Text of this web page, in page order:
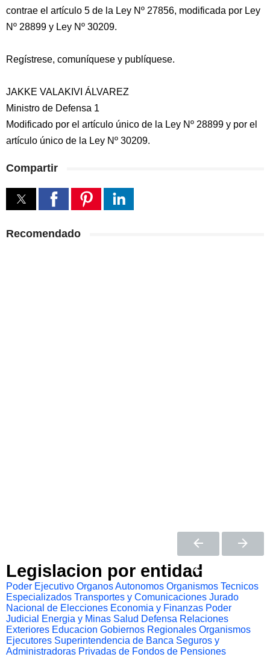
contrae el artículo 5 de la Ley Nº 27856, modificada por Ley
Nº 28899 y Ley Nº 30209.
Regístrese, comuníquese y publíquese.
JAKKE VALAKIVI ÁLVAREZ
Ministro de Defensa 1
Modificado por el artículo único de la Ley Nº 28899 y por el
artículo único de la Ley Nº 30209.
Compartir
Recomendado
Legislacion por entidad
Poder Ejecutivo Organos Autonomos Organismos Tecnicos
Especializados Transportes y Comunicaciones Jurado
Nacional de Elecciones Economia y Finanzas Poder
Judicial
Energia y Minas Salud Defensa Relaciones
Exteriores Educacion Gobiernos Regionales Organismos
Ejecutores Superintendencia de Banca Seguros y
Administradoras Privadas de Fondos de Pensiones